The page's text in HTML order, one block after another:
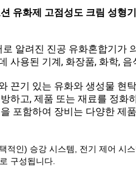
유화제 고점성도 크림 성형기
알려진 진공 유화혼합기가
사용된 기계, 화장품, 화학, 음
끈기 있는 유화와 생성물 현
하고, 제품 또는 재료를 정화
포함하여 장비는 다양한 제
적인) 승강 시스템, 전기 제어 시
구성됩니다.